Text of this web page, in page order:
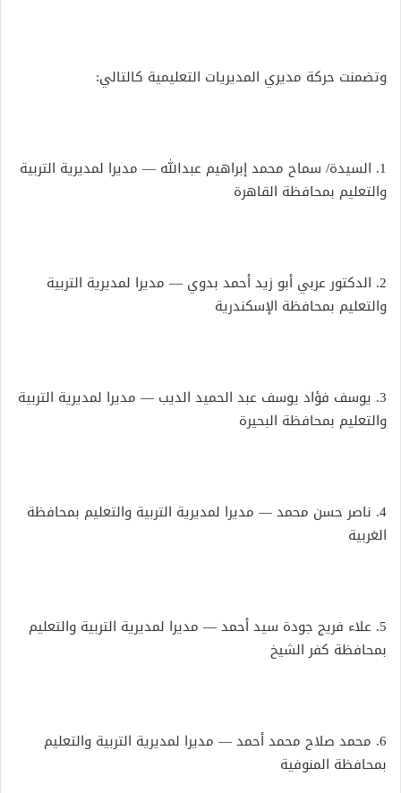
وتضمنت حركة مديري المديريات التعليمية كالتالي:
1. السيدة/ سماح محمد إبراهيم عبدالله — مديرا لمديرية التربية
والتعليم بمحافظة القاهرة
2. الدكتور عربي أبو زيد أحمد بدوي — مديرا لمديرية التربية
والتعليم بمحافظة الإسكندرية
3. يوسف فؤاد يوسف عبد الحميد الديب — مديرا لمديرية التربية
والتعليم بمحافظة البحيرة
4. ناصر حسن محمد — مديرا لمديرية التربية والتعليم بمحافظة
الغربية
5. علاء فريج جودة سيد أحمد — مديرا لمديرية التربية والتعليم
بمحافظة كفر الشيخ
6. محمد صلاح محمد أحمد — مديرا لمديرية التربية والتعليم
بمحافظة المنوفية